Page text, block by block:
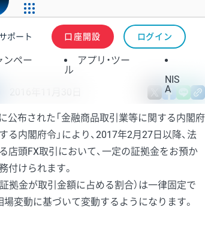
サポート 口座開設 ログイン
ンペー
アプリ・ツー
ル
NIS
A
X
公布された「金融商品取引業等に関する内閣府
る内閣府令」により、2017年2月27日以降、法
店頭FX取引において、一定の証拠金をお預か
付けられます。
証拠金が取引金額に占める割合）は一律固定で
場変動に基づいて変動するようになります。